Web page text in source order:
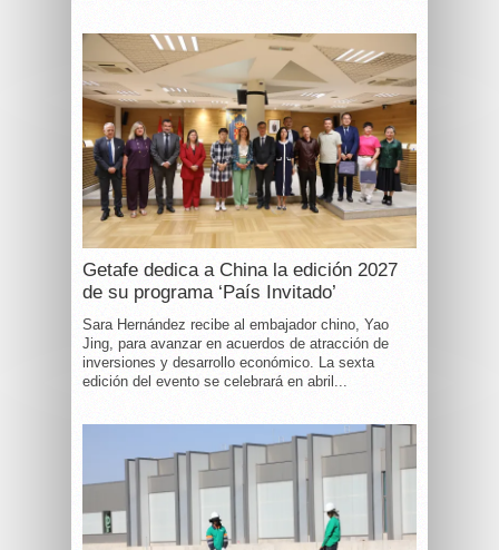
Getafe dedica a China la edición 2027
de su programa ‘País Invitado’
Sara Hernández recibe al embajador chino, Yao
Jing, para avanzar en acuerdos de atracción de
inversiones y desarrollo económico. La sexta
edición del evento se celebrará en abril...